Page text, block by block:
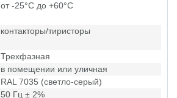
от -25°C до +60°C
контакторы/тиристоры
Трехфазная
в помещении или уличная
RAL 7035 (светло-серый)
50 Гц ± 2%